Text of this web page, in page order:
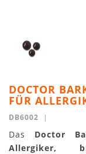
DOCTOR
FÜR
DB6002 |
Das Doctor
Allergiker,